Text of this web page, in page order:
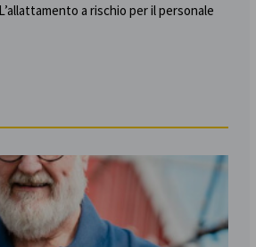
a rischio per il personale